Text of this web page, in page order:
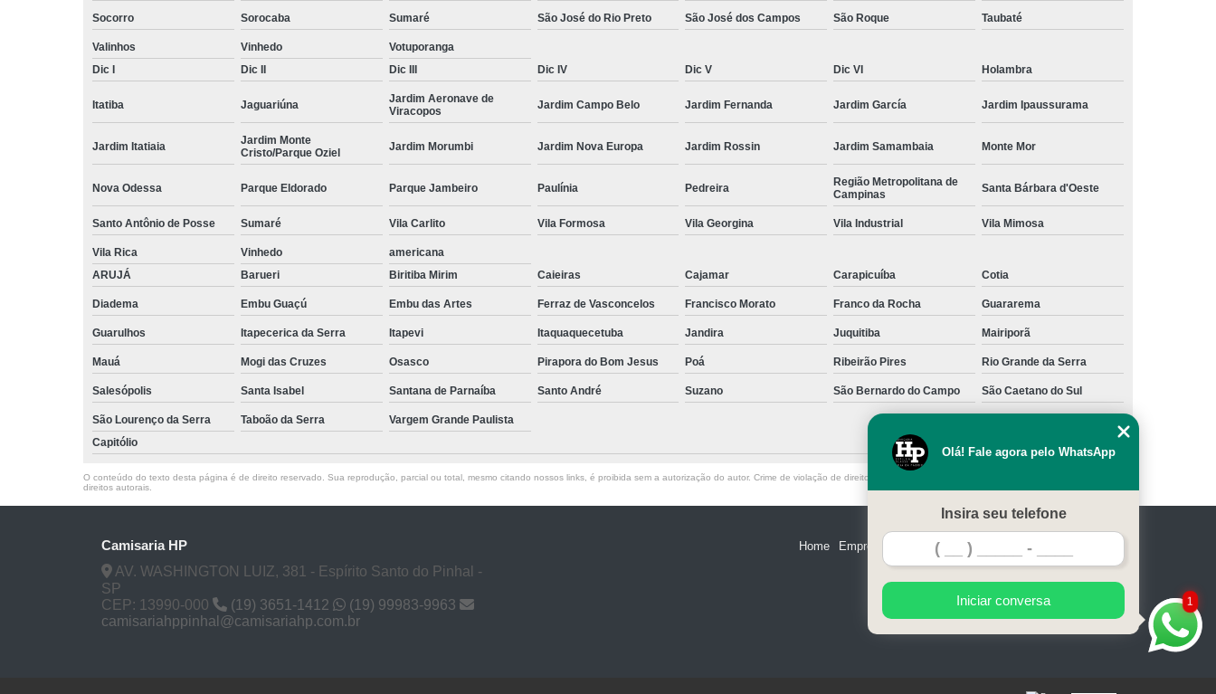
Roupas Masculinas Estilosas
Roupas Masculinas na Moda
Roupas Masculinas Plus Size
Roupas Masculinas Social Roupas Sociais Masculinas
Socorro Sorocaba Sumaré São José do Rio Preto São José dos Campos São Roque Taubaté
Valinhos Vinhedo
Votuporanga
Dic I
Dic II Dic III Dic IV Dic V Dic VI Holambra
Itatiba Jaguariúna
Jardim Aeronave de
Viracopos
Jardim Campo Belo Jardim Fernanda Jardim García Jardim Ipaussurama
Jardim Itatiaia
Jardim Monte
Cristo/Parque Oziel
Jardim Morumbi Jardim Nova Europa Jardim Rossin Jardim Samambaia Monte Mor
Nova Odessa Parque Eldorado Parque Jambeiro Paulínia Pedreira
Região Metropolitana de
Campinas
Santa Bárbara d'Oeste
Santo Antônio de Posse Sumaré Vila Carlito Vila Formosa Vila Georgina Vila Industrial Vila Mimosa
Vila Rica Vinhedo
americana
ARUJÁ
Barueri Biritiba Mirim Caieiras Cajamar Carapicuíba Cotia
Diadema Embu Guaçú Embu das Artes Ferraz de Vasconcelos Francisco Morato Franco da Rocha Guararema
Guarulhos Itapecerica da Serra Itapevi Itaquaquecetuba Jandira Juquitiba Mairiporã
Mauá Mogi das Cruzes Osasco Pirapora do Bom Jesus Poá Ribeirão Pires Rio Grande da Serra
Salesópolis Santa Isabel Santana de Parnaíba Santo André Suzano São Bernardo do Campo São Caetano do Sul
São Lourenço da Serra Taboão da Serra
Vargem Grande Paulista
Capitólio
O conteúdo do texto desta página é de direito reservado. Sua reprodução, parcial ou total, mesmo citando nossos links, é proibida sem a autorização do autor. Crime de violação de direito autoral – artigo 184 do Código Penal –
direitos autorais
Camisaria HP
AV. WASHINGTON LUIZ, 381 - Espírito Santo do Pinhal -
SP
CEP: 13990-000
(19) 3651-1412
(19) 99983-9963
camisariahppinhal@camisariahp.com.br
Home Empresa Serviços Contato
1
Olá! Fale agora pelo WhatsApp
Insira seu telefone
Iniciar conversa